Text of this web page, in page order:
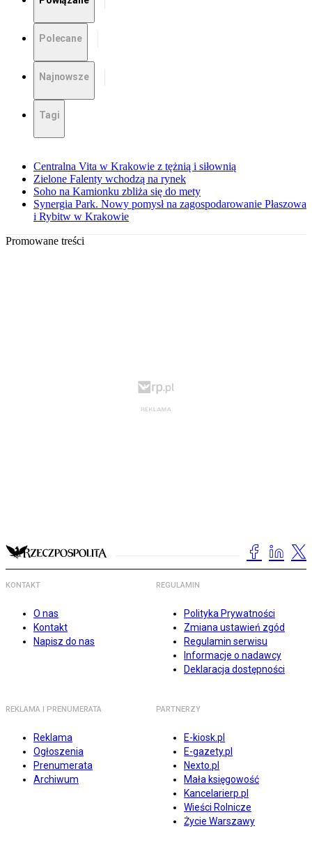
Polecane
Najnowsze
Tagi
Centralna Vita w Krakowie z tężnią i siłownią
Zielone Falenty wchodzą na rynek
Soho na Kamionku zbliża się do mety
Synergia Park. Nowy pomysł na zagospodarowanie Płaszowa
i Rybitw w Krakowie
Promowane treści
KONTAKT
O nas
Kontakt
Napisz do nas
REGULAMIN
Polityka Prywatności
Zmiana ustawień zgód
Regulamin serwisu
Informacje o nadawcy
Deklaracja dostępności
REKLAMA I PRENUMERATA
Reklama
Ogłoszenia
Prenumerata
Archiwum
PARTNERZY
E-kiosk.pl
E-gazety.pl
Nexto.pl
Mała księgowość
Kancelarierp.pl
Wieści Rolnicze
Życie Warszawy